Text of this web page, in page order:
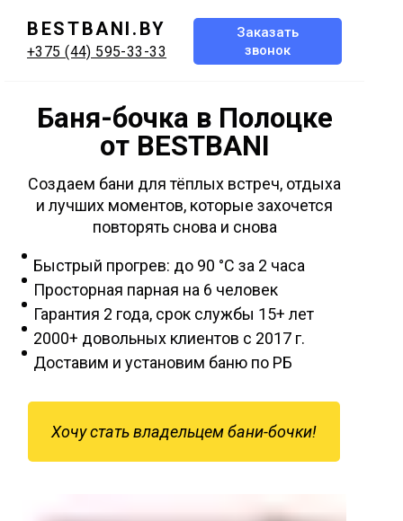
+375 (44) 595-33-33
Заказать
звонок
BESTBANI.BY
Хочу стать владельцем бани-бочки!
Создаем бани для тёплых встреч, отдыха
и лучших моментов, которые захочется
повторять снова и снова
Баня-бочка в Полоцке
от BESTBANI
Быстрый прогрев: до 90 °C за 2 часа
Просторная парная на 6 человек
Гарантия 2 года, срок службы 15+ лет
2000+ довольных клиентов с 2017 г.
Доставим и установим баню по РБ